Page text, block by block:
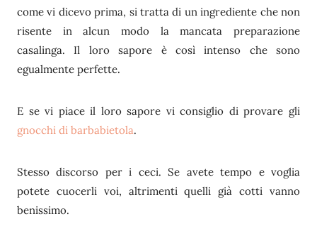
come vi dicevo prima, si tratta di un ingrediente che non
risente in alcun modo la mancata preparazione
casalinga. Il loro sapore è così intenso che sono
egualmente perfette.
E se vi piace il loro sapore vi consiglio di provare gli
gnocchi di barbabietola.
Stesso discorso per i ceci. Se avete tempo e voglia
potete cuocerli voi, altrimenti quelli già cotti vanno
benissimo.